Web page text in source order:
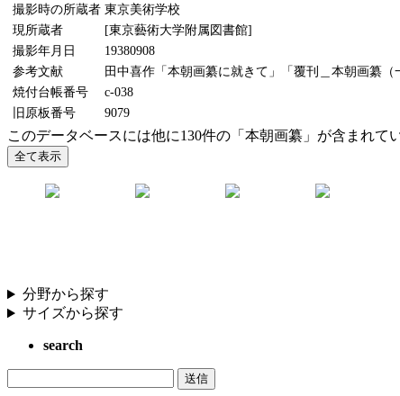
撮影時の所蔵者 東京美術学校
現所蔵者
[東京藝術大学附属図書館]
撮影年月日
19380908
参考文献
田中喜作「本朝画纂に就きて」「覆刊＿本朝画纂（
焼付台帳番号
c-038
旧原板番号
9079
このデータベースには他に130件の「本朝画纂」が含まれて
分野から探す
サイズから探す
search